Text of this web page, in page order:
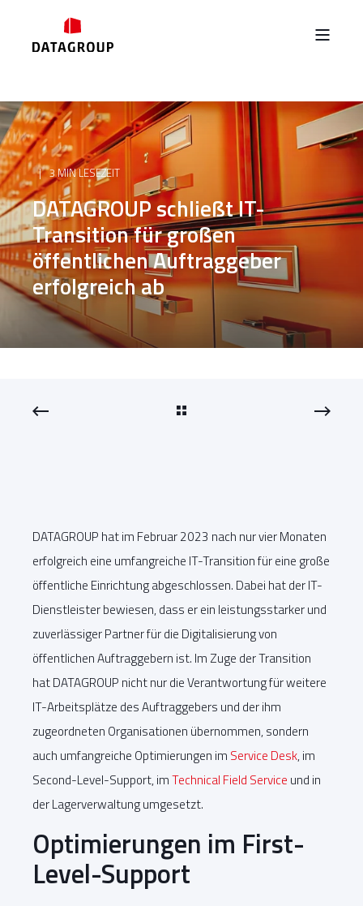
3 MIN LESEZEIT
DATAGROUP schließt IT-
Transition für großen
öffentlichen Auftraggeber
erfolgreich ab
DATAGROUP hat im Februar 2023 nach nur vier Monaten
erfolgreich eine umfangreiche IT-Transition für eine große
öffentliche Einrichtung abgeschlossen. Dabei hat der IT-
Dienstleister bewiesen, dass er ein leistungsstarker und
zuverlässiger Partner für die Digitalisierung von
öffentlichen Auftraggebern ist. Im Zuge der Transition
hat DATAGROUP nicht nur die Verantwortung für weitere
IT-Arbeitsplätze des Auftraggebers und der ihm
zugeordneten Organisationen übernommen, sondern
auch umfangreiche Optimierungen im Service Desk, im
Second-Level-Support, imTechnical Field Service und in
der Lagerverwaltung umgesetzt.
Optimierungen im First-
Level-Support